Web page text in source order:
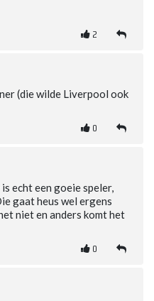
2
(die wilde Liverpool ook
0
echt een goeie speler,
gaat heus wel ergens
niet en anders komt het
0